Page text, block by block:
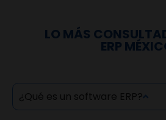
LO MÁS
ERP
¿Qué es un software ERP?